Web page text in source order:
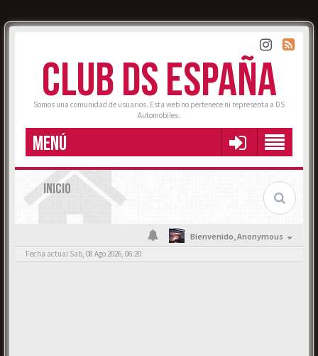
CLUB DS ESPAÑA
Somos una comunidad de usuarios. Esta web no pertenece ni representa a DS
Automobiles.
MENÚ
INICIO
Bienvenido,Anonymous
Fecha actual Sab, 08 Ago 2026, 06:20